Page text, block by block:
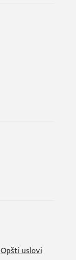
Opšti uslovi